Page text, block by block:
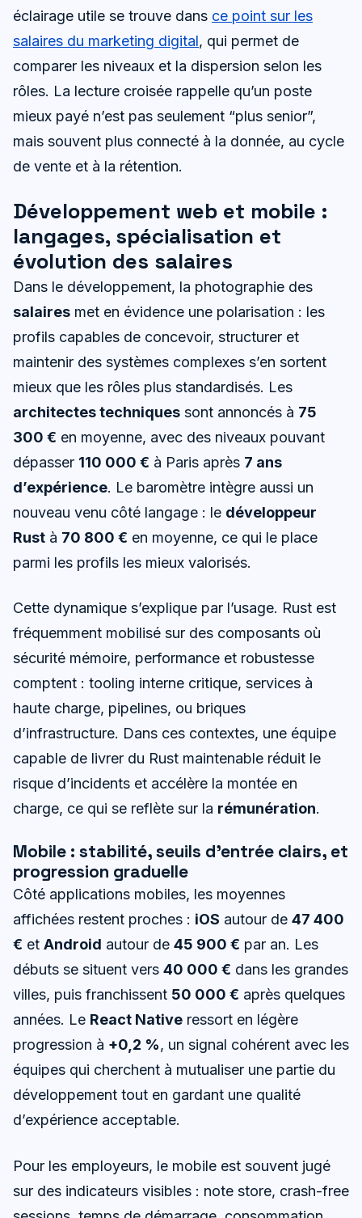
éclairage utile se trouve dans ce point sur les
salaires du marketing digital, qui permet de
comparer les niveaux et la dispersion selon les
rôles. La lecture croisée rappelle qu’un poste
mieux payé n’est pas seulement “plus senior”,
mais souvent plus connecté à la donnée, au cycle
de vente et à la rétention.
Développement web et mobile :
langages, spécialisation et
évolution des salaires
Dans le développement, la photographie des
salaires met en évidence une polarisation : les
profils capables de concevoir, structurer et
maintenir des systèmes complexes s’en sortent
mieux que les rôles plus standardisés. Les
architectes techniques sont annoncés à 75
300 € en moyenne, avec des niveaux pouvant
dépasser 110 000 € à Paris après 7 ans
d’expérience. Le baromètre intègre aussi un
nouveau venu côté langage : le développeur
Rust à 70 800 € en moyenne, ce qui le place
parmi les profils les mieux valorisés.
Cette dynamique s’explique par l’usage. Rust est
fréquemment mobilisé sur des composants où
sécurité mémoire, performance et robustesse
comptent : tooling interne critique, services à
haute charge, pipelines, ou briques
d’infrastructure. Dans ces contextes, une équipe
capable de livrer du Rust maintenable réduit le
risque d’incidents et accélère la montée en
charge, ce qui se reflète sur la rémunération.
Mobile : stabilité, seuils d’entrée clairs, et
progression graduelle
Côté applications mobiles, les moyennes
affichées restent proches : iOS autour de 47 400
€ et Android autour de 45 900 € par an. Les
débuts se situent vers 40 000 € dans les grandes
villes, puis franchissent 50 000 € après quelques
années. Le React Native ressort en légère
progression à +0,2 %, un signal cohérent avec les
équipes qui cherchent à mutualiser une partie du
développement tout en gardant une qualité
d’expérience acceptable.
Pour les employeurs, le mobile est souvent jugé
sur des indicateurs visibles : note store, crash-free